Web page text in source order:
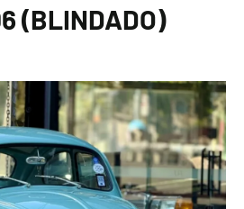
(BLINDADO)